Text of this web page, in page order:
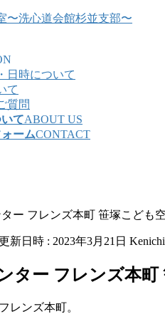
日時について
て
質問
てABOUT US
ームCONTACT
ー フレンズ本町 笹塚こども
新日時 : 2023年3月21日
ター フレンズ本
レンズ本町。